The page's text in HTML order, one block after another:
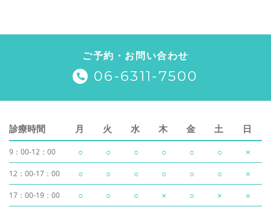
ご予約・お問い合わせ
06-6311-7500
診療時間 月 火 水 木 金 土 日
9：00-12：00 ○ ○ ○ ○ ○ ○ ×
12：00-17：00 ○ ○ ○ ○ ○ ○ ×
17：00-19：00 ○ ○ ○ × ○ × ×